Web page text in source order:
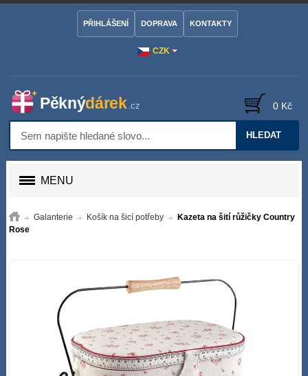
CZK
PŘIHLÁŠENÍ DOPRAVA KONTAKTY
HLEDAT
0 Kč
MENU
Galanterie Košík na šicí potřeby
Kazeta na šití růžičky Country
Rose